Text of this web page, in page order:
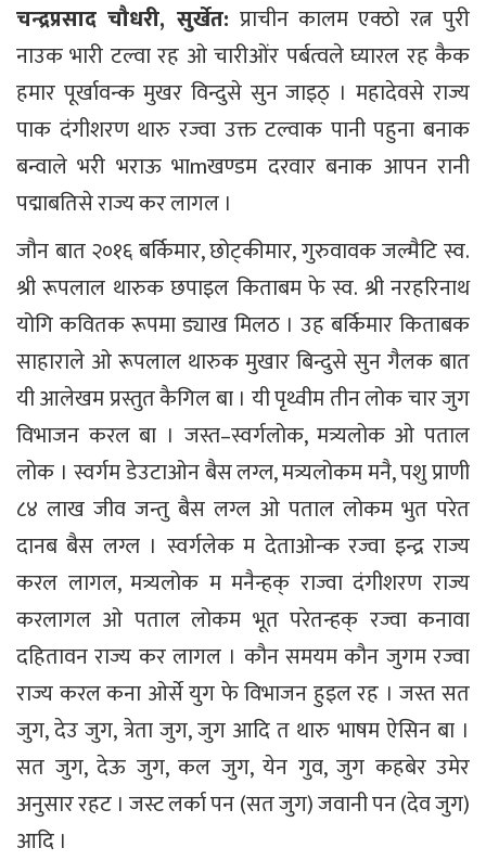
चन्द्रप्रसाद चौधरी, सुर्खेत: प्राचीन कालम एक्ठो रत्न पुरी
नाउक भारी टल्वा रह ओ चारीओंर पर्बत्वले घ्यारल रह कैक
हमार पूर्खावन्क मुखर विन्दुसे सुन जाइठ् । महादेवसे राज्य
पाक दंगीशरण थारु रज्वा उक्त टल्वाक पानी पहुना बनाक
बन्वाले भरी भराऊ भाmखण्डम दरवार बनाक आपन रानी
पद्माबतिसे राज्य कर लागल ।
जौन बात २०१६ बर्किमार, छोट्कीमार, गुरुवावक जल्मैटि स्व.
श्री रूपलाल थारुक छपाइल किताबम फे स्व. श्री नरहरिनाथ
योगि कवितक रूपमा ड्याख मिलठ । उह बर्किमार किताबक
साहाराले ओ रूपलाल थारुक मुखार बिन्दुसे सुन गैलक बात
यी आलेखम प्रस्तुत कैगिल बा । यी पृथ्वीम तीन लोक चार जुग
विभाजन करल बा । जस्त–स्वर्गलोक, मत्र्यलोक ओ पताल
लोक । स्वर्गम डेउटाओन बैस लग्ल, मत्र्यलोकम मनै, पशु प्राणी
८४ लाख जीव जन्तु बैस लग्ल ओ पताल लोकम भुत परेत
दानब बैस लग्ल । स्वर्गलेक म देताओन्क रज्वा इन्द्र राज्य
करल लागल, मत्र्यलोक म मनैन्हक् राज्वा दंगीशरण राज्य
करलागल ओ पताल लोकम भूत परेतन्हक् रज्वा कनावा
दहितावन राज्य कर लागल । कौन समयम कौन जुगम रज्वा
राज्य करल कना ओर्से युग फे विभाजन हुइल रह । जस्त सत
जुग, देउ जुग, त्रेता जुग, जुग आदि त थारु भाषम ऐसिन बा ।
सत जुग, देऊ जुग, कल जुग, येन गुव, जुग कहबेर उमेर
अनुसार रहट । जस्ट लर्का पन (सत जुग) जवानी पन (देव जुग)
आदि ।